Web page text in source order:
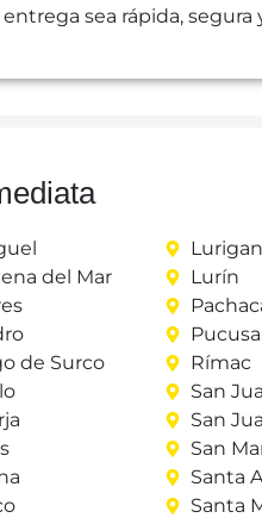
sea rápida, segura
del Mar
de Surco
Lurín
Rímac
San
San
San
Santa
Santa